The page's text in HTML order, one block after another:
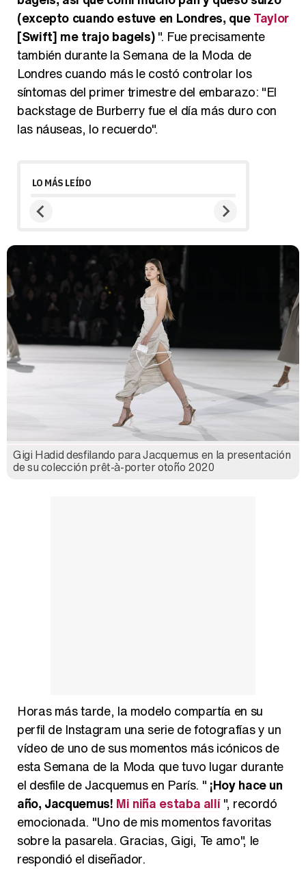
(excepto cuando estuve en Londres, queTaylor
[Swift] me trajo bagels)". Fue precisamente
también durante la Semana de la Moda de
Londres cuando más le costó controlar los
síntomas del primer trimestre del embarazo: "El
backstage de Burberry fue el día más duro con
las náuseas, lo recuerdo".
LO MÁS LEÍDO
Gigi Hadid desfilando para Jacquemus en la presentación
de su colección prêt-à-porter otoño 2020
Horas más tarde, la modelo compartía en su
perfil de Instagram una serie de fotografías y un
vídeo de uno de sus momentos más icónicos de
esta Semana de la Moda que tuvo lugar durante
el desfile de Jacquemus en París. " ¡Hoy hace un
año, Jacquemus! Mi niña estaba allí", recordó
emocionada. "Uno de mis momentos favoritas
sobre la pasarela. Gracias, Gigi, Te amo", le
respondió el diseñador.